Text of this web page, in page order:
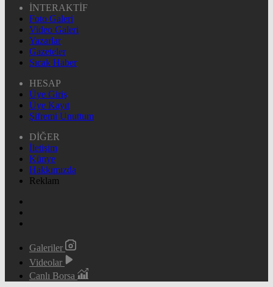
İNTERAKTİF
Foto Galeri
Video Galeri
Yazarlar
Gazeteler
Sıcak Haber
HESAP
Üye Giriş
Üye Kayıt
Şifremi Unuttum
DİĞER
İletişim
Künye
Hakkımızda
Reklam
Galeriler
Videolar
Canlı Borsa